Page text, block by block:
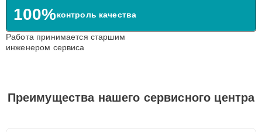
100%контроль качества
Работа принимается старшим
инженером сервиса
Преимущества нашего сервисного центра